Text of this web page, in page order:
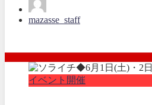
mazasse_staff
イベント開催